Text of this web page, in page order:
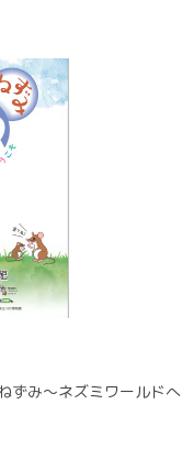
ずみ～ネズミワールドへ